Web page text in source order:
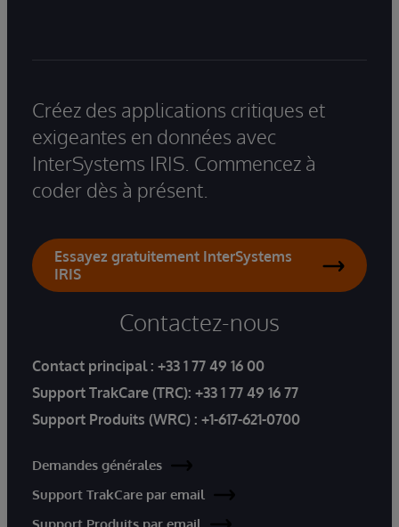
Créez des applications critiques et
exigeantes en données avec
InterSystems IRIS. Commencez à
coder dès à présent.
Essayez gratuitement InterSystems
IRIS
Contactez-nous
Contact principal : +33 1 77 49 16 00
Support TrakCare (TRC): +33 1 77 49 16 77
Support Produits (WRC) : +1-617-621-0700
Demandes générales
Support TrakCare par email